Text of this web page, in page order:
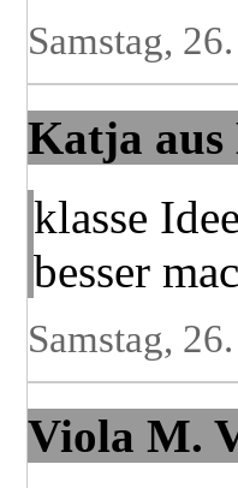
Samstag,
Katja aus
klasse
besser
Samstag,
Viola M.